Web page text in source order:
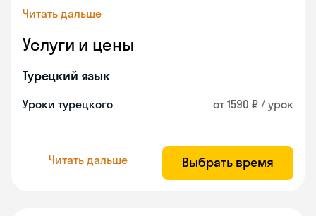
Читать дальше
Услуги и цены
Турецкий язык
Уроки турецкого от 1590 ₽ / урок
Читать дальше Выбрать время